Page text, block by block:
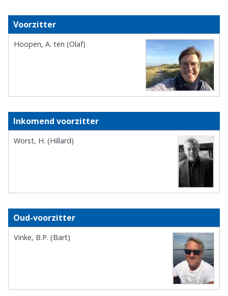
Voorzitter
Hoopen, A. ten (Olaf)
Inkomend voorzitter
Worst, H. (Hillard)
Oud-voorzitter
Vinke, B.P. (Bart)